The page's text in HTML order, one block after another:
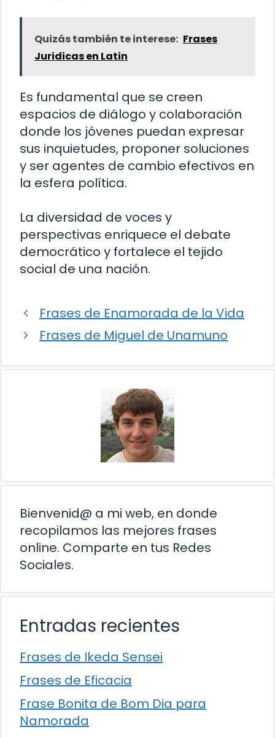
Quizás también te interese: Frases
Juridicas en Latin
Es fundamental que se creen
espacios de diálogo y colaboración
donde los jóvenes puedan expresar
sus inquietudes, proponer soluciones
y ser agentes de cambio efectivos en
la esfera política.
La diversidad de voces y
perspectivas enriquece el debate
democrático y fortalece el tejido
social de una nación.
Frases de Enamorada de la Vida
Frases de Miguel de Unamuno
Bienvenid@ a mi web, en donde
recopilamos las mejores frases
online. Comparte en tus Redes
Sociales.
Entradas recientes
Frases de Ikeda Sensei
Frases de Eficacia
Frase Bonita de Bom Dia para
Namorada